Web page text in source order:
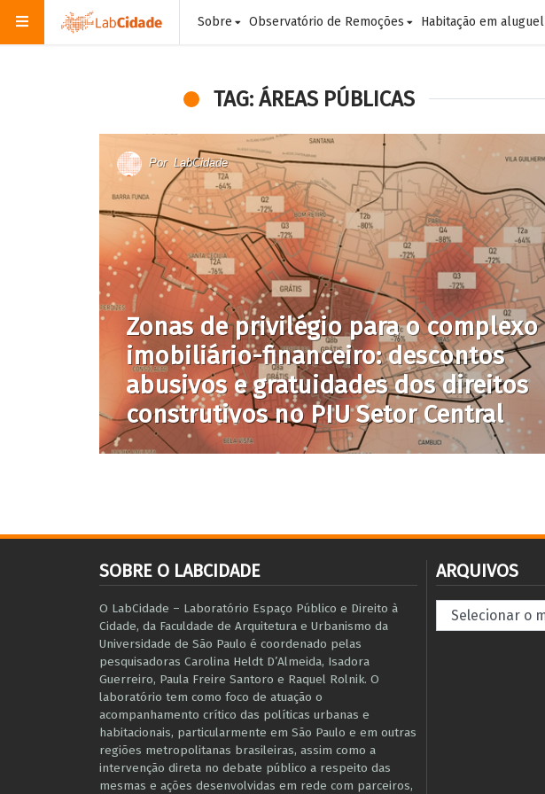
Sobre Observatório de Remoções Habitação em aluguel
TAG: ÁREAS PÚBLICAS
Por LabCidade
Zonas de privilégio para o complexo
imobiliário-financeiro: descontos
abusivos e gratuidades dos direitos
construtivos no PIU Setor Central
SOBRE O LABCIDADE
O LabCidade – Laboratório Espaço Público e Direito à
Cidade, da Faculdade de Arquitetura e Urbanismo da
Universidade de São Paulo é coordenado pelas
pesquisadoras Carolina Heldt D’Almeida, Isadora
Guerreiro, Paula Freire Santoro e Raquel Rolnik. O
laboratório tem como foco de atuação o
acompanhamento crítico das políticas urbanas e
habitacionais, particularmente em São Paulo e ​em outras
regiões metropolitanas brasileiras, assim como a
intervenção direta no debate público a respeito das
mesmas e ações desenvolvidas em r​e​de com parceiros,
ARQUIVOS
Arquivos